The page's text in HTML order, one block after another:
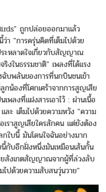
ถูกปล่อยออกมาแล้ว
า "การครุ่นคิดที่เต็มไปด้วย
ระหลาดใจเกี่ยวกับสัญญาณ
งในธรรมชาติ" เพลงที่ได้แรง
บพลันของการที่นกบินชนเข้า
น้องที่โศกเศร้าจากการสูญเสีย
ลงที่แฝงสารเอาไว้ : ผ่านเนื้อ
ละ เต็มไปด้วยความหวัง "ความ
เราสูญเสียใครสักคน แต่ยังต้อง
ใบนี้ มันโดนใจฉันอย่างมาก
กับอีกฝั่งหนึ่งมันเหมือนเส้นกั้น
ยสังเกตสัญญาณจากผู้ที่ล่วงลับ
ไปด้วยความสับสนวุ่นวาย"